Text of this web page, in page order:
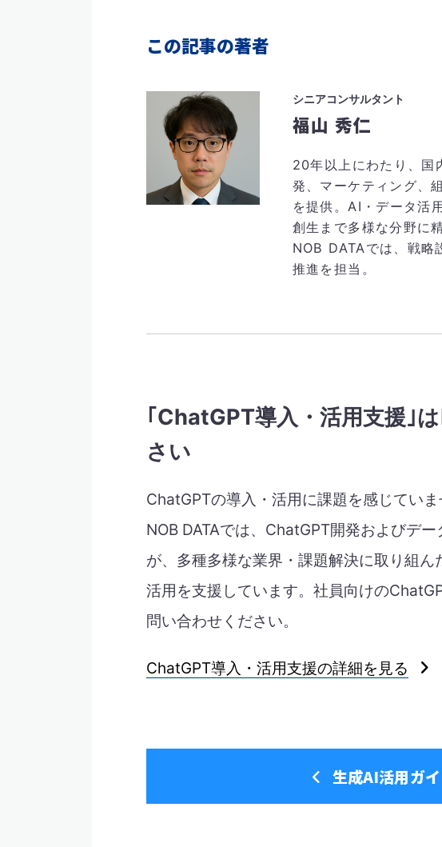
この記事の著者
シニアコンサルタント
福山 秀仁
20年以上にわたり、国
発、マーケティング、
を提供。AI・データ活
創生まで多様な分野に
NOB DATAでは、戦略
推進を担当。
｢ChatGPT導入・活用支援｣
さい
ChatGPTの導入・活用に課題を感じていま
NOB DATAでは、ChatGPT開発およびデ
が、多種多様な業界・課題解決に取り組ん
活用を支援しています。社員向けの
問い合わせください。
ChatGPT導入・活用支援の詳細を見る
生成AI活用ガ